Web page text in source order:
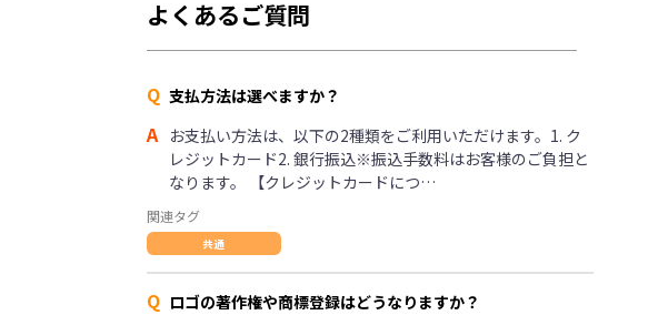
よくあるご質問
Q 支払方法は選べますか？
A お支払い方法は、以下の2種類をご利用いただけます。1. ク
レジットカード2. 銀行振込※振込手数料はお客様のご負担と
なります。 【クレジットカードにつ…
関連タグ
共通
Q ロゴの著作権や商標登録はどうなりますか？